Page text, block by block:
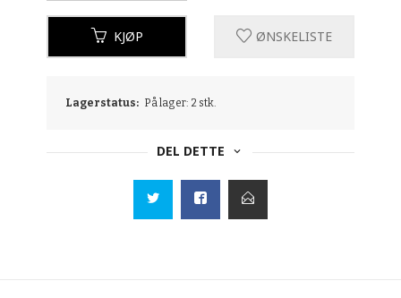
KJØP ØNSKELISTE
Lagerstatus: På lager: 2 stk.
DEL DETTE